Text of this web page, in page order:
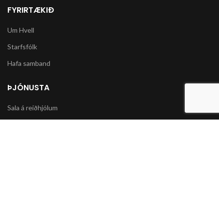
FYRIRTÆKIÐ
Um Hvell
Starfsfólk
Hafa samband
ÞJÓNUSTA
Sala á reiðhjólum